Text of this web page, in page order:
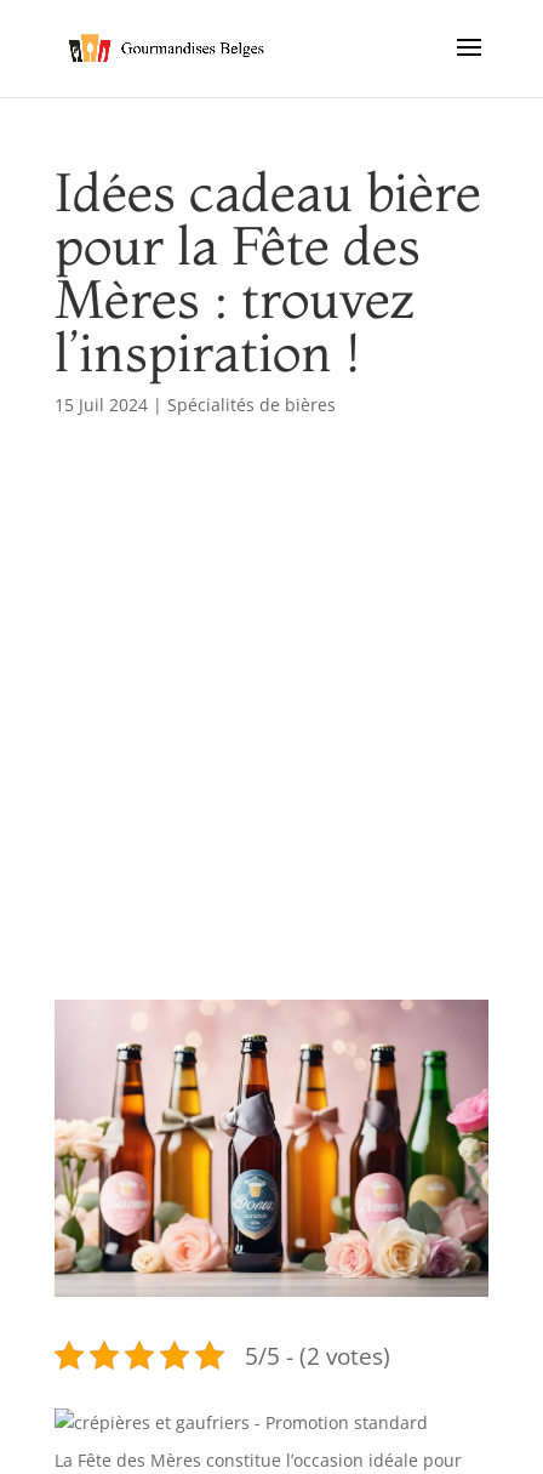
Idées cadeau bière
pour la Fête des
Mères : trouvez
l’inspiration !
15 Juil 2024| Spécialités de bières
5/5 - (2 votes)
La Fête des Mères constitue l’occasion idéale pour